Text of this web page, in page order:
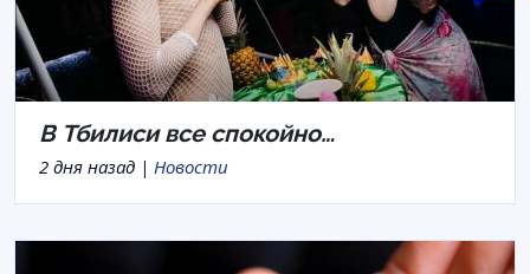
В Тбилиси все спокойно…
2 дня назад | Новости